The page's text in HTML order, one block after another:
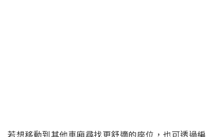
若想移動到其他車廂尋找更舒適的座位，也可透過編